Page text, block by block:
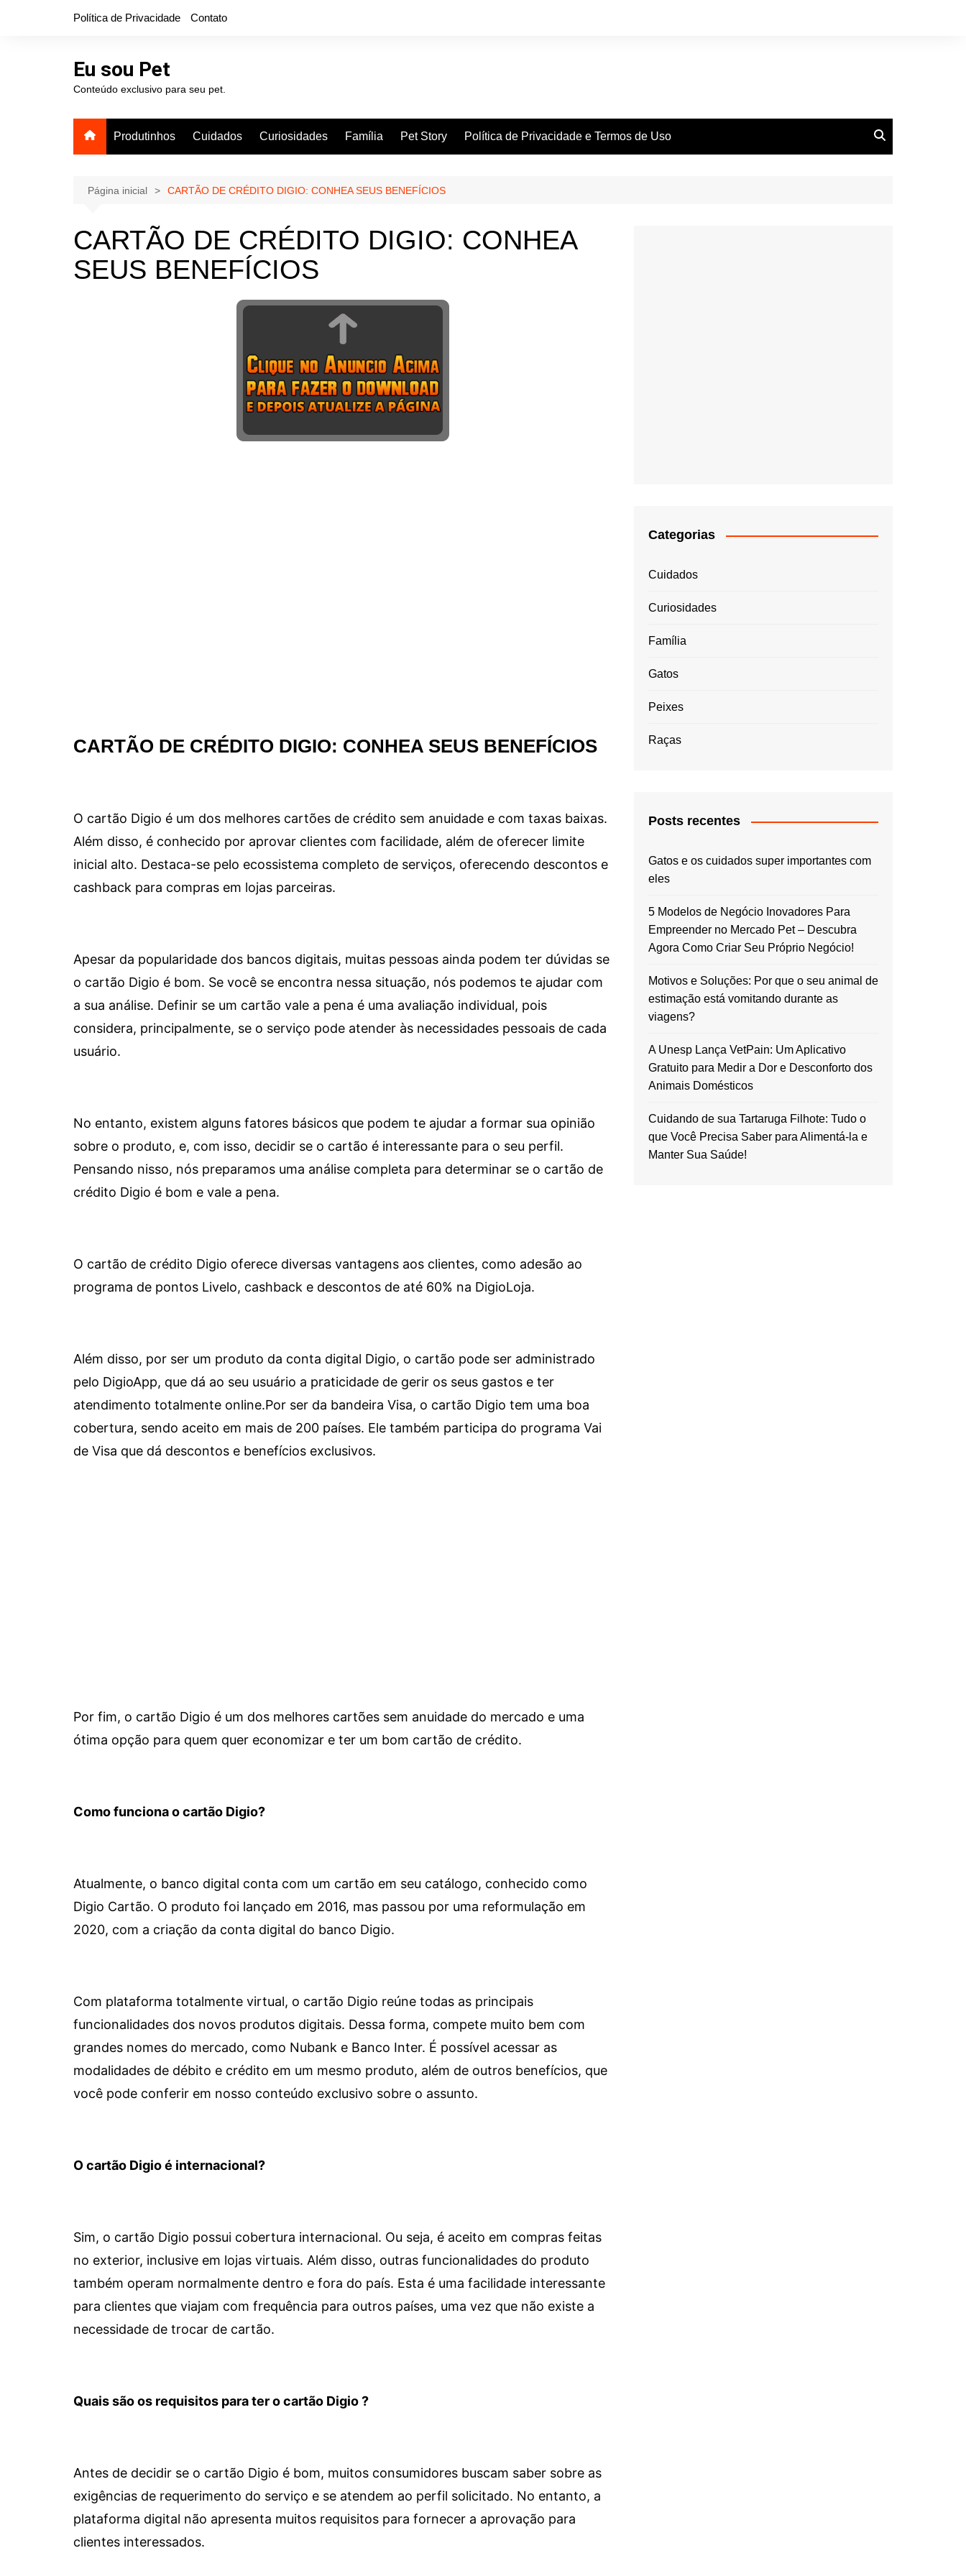
Política de Privacidade Contato
Eu sou Pet
Conteúdo exclusivo para seu pet.
Produtinhos Cuidados Curiosidades Família Pet Story Política de Privacidade e Termos de Uso
Página inicial CARTÃO DE CRÉDITO DIGIO: CONHEA SEUS BENEFÍCIOS
CARTÃO DE CRÉDITO DIGIO: CONHEA
SEUS BENEFÍCIOS
CARTÃO DE CRÉDITO DIGIO: CONHEA SEUS BENEFÍCIOS
O cartão Digio é um dos melhores cartões de crédito sem anuidade e com taxas baixas.
Além disso, é conhecido por aprovar clientes com facilidade, além de oferecer limite
inicial alto. Destaca-se pelo ecossistema completo de serviços, oferecendo descontos e
cashback para compras em lojas parceiras.
Apesar da popularidade dos bancos digitais, muitas pessoas ainda podem ter dúvidas se
o cartão Digio é bom. Se você se encontra nessa situação, nós podemos te ajudar com
a sua análise. Definir se um cartão vale a pena é uma avaliação individual, pois
considera, principalmente, se o serviço pode atender às necessidades pessoais de cada
usuário.
No entanto, existem alguns fatores básicos que podem te ajudar a formar sua opinião
sobre o produto, e, com isso, decidir se o cartão é interessante para o seu perfil.
Pensando nisso, nós preparamos uma análise completa para determinar se o cartão de
crédito Digio é bom e vale a pena.
O cartão de crédito Digio oferece diversas vantagens aos clientes, como adesão ao
programa de pontos Livelo, cashback e descontos de até 60% na DigioLoja.
Além disso, por ser um produto da conta digital Digio, o cartão pode ser administrado
pelo DigioApp, que dá ao seu usuário a praticidade de gerir os seus gastos e ter
atendimento totalmente online.Por ser da bandeira Visa, o cartão Digio tem uma boa
cobertura, sendo aceito em mais de 200 países. Ele também participa do programa Vai
de Visa que dá descontos e benefícios exclusivos.
Por fim, o cartão Digio é um dos melhores cartões sem anuidade do mercado e uma
ótima opção para quem quer economizar e ter um bom cartão de crédito.
Como funciona o cartão Digio?
Atualmente, o banco digital conta com um cartão em seu catálogo, conhecido como
Digio Cartão. O produto foi lançado em 2016, mas passou por uma reformulação em
2020, com a criação da conta digital do banco Digio.
Com plataforma totalmente virtual, o cartão Digio reúne todas as principais
funcionalidades dos novos produtos digitais. Dessa forma, compete muito bem com
grandes nomes do mercado, como Nubank e Banco Inter. É possível acessar as
modalidades de débito e crédito em um mesmo produto, além de outros benefícios, que
você pode conferir em nosso conteúdo exclusivo sobre o assunto.
O cartão Digio é internacional?
Sim, o cartão Digio possui cobertura internacional. Ou seja, é aceito em compras feitas
no exterior, inclusive em lojas virtuais. Além disso, outras funcionalidades do produto
também operam normalmente dentro e fora do país. Esta é uma facilidade interessante
para clientes que viajam com frequência para outros países, uma vez que não existe a
necessidade de trocar de cartão.
Quais são os requisitos para ter o cartão Digio ?
Antes de decidir se o cartão Digio é bom, muitos consumidores buscam saber sobre as
exigências de requerimento do serviço e se atendem ao perfil solicitado. No entanto, a
plataforma digital não apresenta muitos requisitos para fornecer a aprovação para
clientes interessados.
Categorias
Cuidados
Curiosidades
Família
Gatos
Peixes
Raças
Posts recentes
Gatos e os cuidados super importantes com
eles
5 Modelos de Negócio Inovadores Para
Empreender no Mercado Pet – Descubra
Agora Como Criar Seu Próprio Negócio!
Motivos e Soluções: Por que o seu animal de
estimação está vomitando durante as
viagens?
A Unesp Lança VetPain: Um Aplicativo
Gratuito para Medir a Dor e Desconforto dos
Animais Domésticos
Cuidando de sua Tartaruga Filhote: Tudo o
que Você Precisa Saber para Alimentá-la e
Manter Sua Saúde!